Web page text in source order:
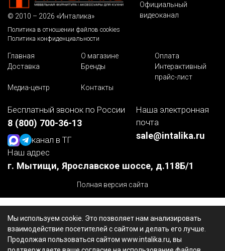
Мы используем cookie. Это позволяет нам анализировать
взаимодействие посетителей с сайтом и делать его лучше.
Продолжая пользоваться сайтом www.intalika.ru, вы
© 2010 – 2026 «Инталика»
Политика в отношении файлов cookies
Политика конфиденциальности
Официальный
видеоканал
Главная О магазине
Оплата
Доставка
Бренды
Интерактивный
прайс-лист
Медиа-центр
Контакты
Бесплатный звонок по России
8 (800) 700-36-13
канал в ТГ
Наша электронная
почта
sale@intalika.ru
Наш адрес
г. Мытищи, Ярославское шоссе, д.118Б/1
Полная версия сайта